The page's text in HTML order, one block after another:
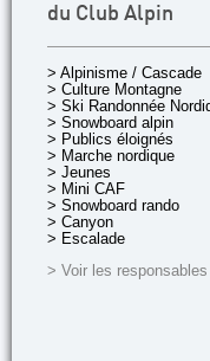
du Club Alpin
> Alpinisme / Cascade
> Culture Montagne
> Ski Randonnée
> Snowboard alpin
> Publics éloignés
> Marche nordique
> Jeunes
> Mini CAF
> Snowboard rando
> Canyon
> Escalade
> Voir les